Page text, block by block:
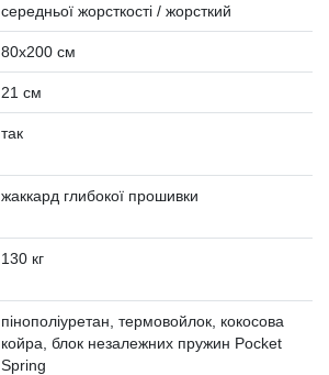
середньої жорсткості / жорсткий
80x200 см
21 см
так
жаккард глибокої прошивки
130 кг
пінополіуретан, термовойлок, кокосова
койра, блок незалежних пружин Pocket
Spring